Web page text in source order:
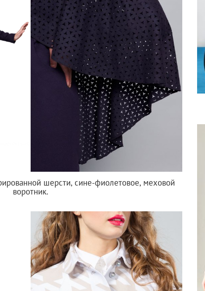
шерсти, сине-фиолетовое, меховой
воротник.